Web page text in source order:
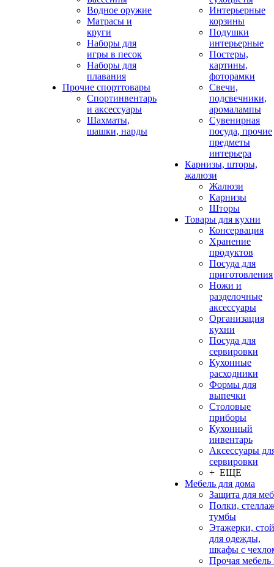
Водное оружие
Матрасы и
круги
Наборы для
игры в песок
Наборы для
плавания
Прочие спорттовары
Спортинвентарь
и аксессуары
Шахматы,
шашки, нарды
Интерьерные
корзины
Подушки
интерьерные
Постеры,
картины,
фоторамки
Свечи,
подсвечники,
аромалампы
Сувенирная
посуда, прочие
предметы
интерьера
Карнизы, шторы,
жалюзи
Жалюзи
Карнизы
Шторы
Товары для кухни
Консервация
Хранение
продуктов
Посуда для
приготовления
Ножи и
разделочные
аксессуары
Организация
кухни
Посуда для
сервировки
Кухонные
расходники
Формы для
выпечки
Столовые
приборы
Кухонный
инвентарь
Аксессуары
сервировки
+ ЕЩЕ
Мебель для дома
Защита для
Полки,
тумбы
Этажерки,
для одежды,
шкафы с
Прочая мебель